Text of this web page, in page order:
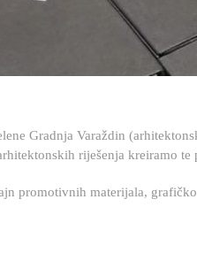
Gradnja Varaždin
riješenja kreiramo
promotivnih materijala,
Usluga